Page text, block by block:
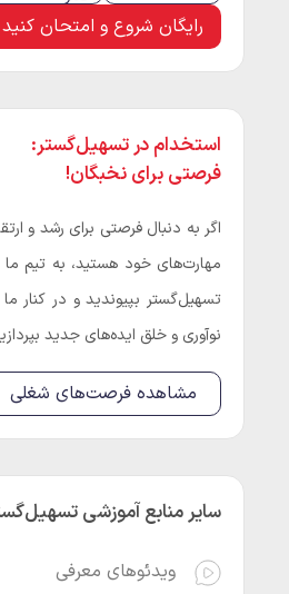
رایگان شروع و امتحان کنید
استخدام در تسهیل‌گستر:
فرصتی برای نخبگان!
اگر به دنبال فرصتی برای رشد و
مهارت‌های خود هستید، به تیم ما
تسهیل‌گستر بپیوندید و در کنار ما
نوآوری و خلق ایده‌های جدید
مشاهده فرصت‌های شغلی
سایر منابع آموزشی
ویدئوهای معرفی